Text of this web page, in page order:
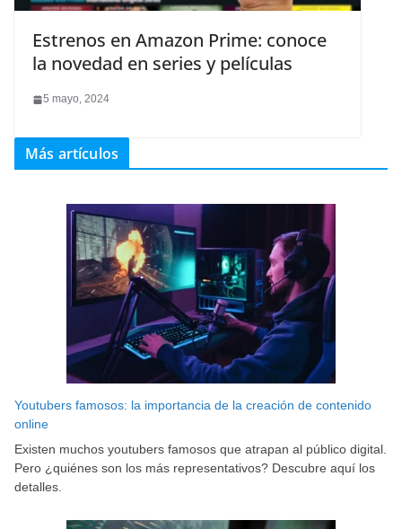
Estrenos en Amazon Prime: conoce
la novedad en series y películas
5 mayo, 2024
Más artículos
Youtubers famosos: la importancia de la creación de contenido
online
Existen muchos youtubers famosos que atrapan al público digital.
Pero ¿quiénes son los más representativos? Descubre aquí los
detalles.